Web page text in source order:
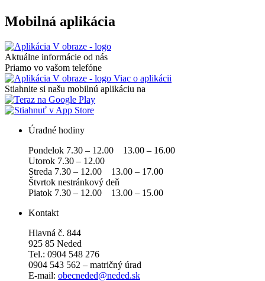
Mobilná aplikácia
Aktuálne informácie od nás
Priamo vo vašom telefóne
Viac o aplikácii
Stiahnite si našu mobilnú aplikáciu na
Úradné hodiny
Pondelok 7.30 – 12.00 13.00 – 16.00
Utorok 7.30 – 12.00
Streda 7.30 – 12.00 13.00 – 17.00
Štvrtok nestránkový deň
Piatok 7.30 – 12.00 13.00 – 15.00
Kontakt
Hlavná č. 844
925 85 Neded
Tel.: 0904 548 276
0904 543 562 – matričný úrad
E-mail: obecneded@neded.sk